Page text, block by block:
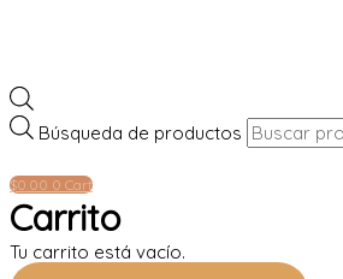
Búsqueda de productos
$0.00 0 Cart
Carrito
Tu carrito está vacío.